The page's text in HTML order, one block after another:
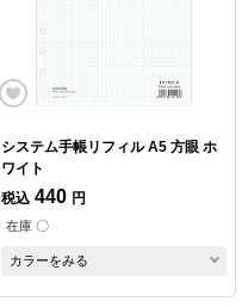
システム手帳リフィル A5 方眼 ホ
ワイト
税込 440 円
在庫 〇
カラーをみる